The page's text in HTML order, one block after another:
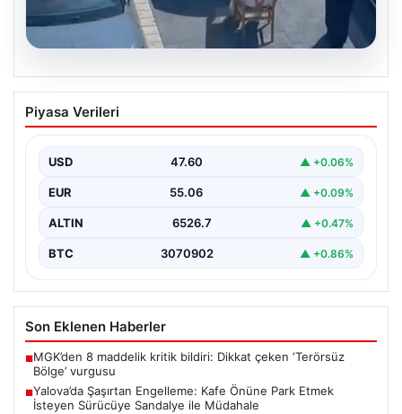
05.08.2026
Yalova’da Şaşırtan Engelleme: Kafe
Önüne Park Etmek İsteyen Sürücüye
Yalova'da yaşanan sıra dışı bir olay, gündeme damgasını
Piyasa Verileri
USD 47.60 ▲ +0.06%
EUR 55.06 ▲ +0.09%
ALTIN 6526.7 ▲ +0.47%
BTC 3070902 ▲ +0.86%
Son Eklenen Haberler
■MGK’den 8 maddelik kritik bildiri: Dikkat çeken ‘Terörsüz
Bölge’ vurgusu
■Yalova’da Şaşırtan Engelleme: Kafe Önüne Park Etmek
İsteyen Sürücüye Sandalye ile Müdahale